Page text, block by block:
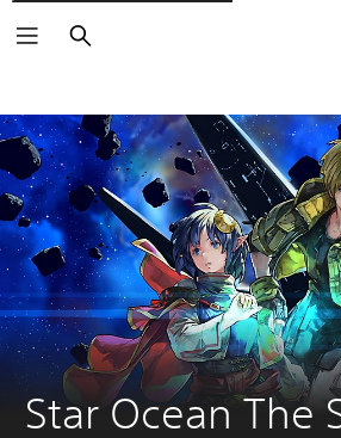
Buscar
Star Ocean The